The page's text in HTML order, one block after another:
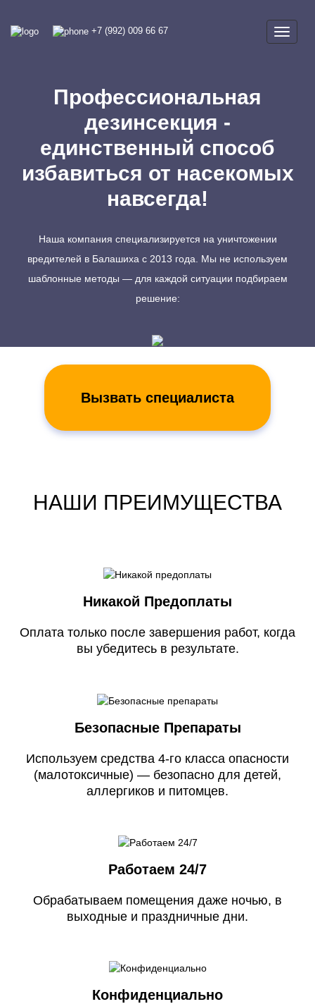
+7 (992) 009 66 67
Профессиональная
дезинсекция -
единственный способ
избавиться от насекомых
навсегда!
Наша компания специализируется на уничтожении
вредителей в Балашиха с 2013 года. Мы не используем
шаблонные методы — для каждой ситуации подбираем
решение:
Вызвать специалиста
НАШИ ПРЕИМУЩЕСТВА
Никакой Предоплаты
Оплата только после завершения работ, когда
вы убедитесь в результате.
Безопасные Препараты
Используем средства 4-го класса опасности
(малотоксичные) — безопасно для детей,
аллергиков и питомцев.
Работаем 24/7
Обрабатываем помещения даже ночью, в
выходные и праздничные дни.
Конфиденциально